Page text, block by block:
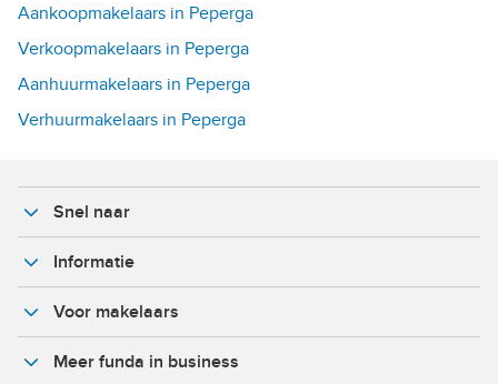
Aankoopmakelaars in Peperga
Verkoopmakelaars in Peperga
Aanhuurmakelaars in Peperga
Verhuurmakelaars in Peperga
Snel naar
Informatie
Voor makelaars
Meer funda in business